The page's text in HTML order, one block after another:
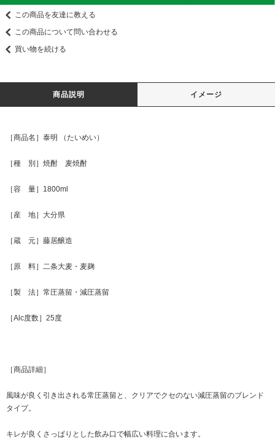
この商品を友達に教える
この商品について問い合わせる
買い物を続ける
商品説明 イメージ
［商品名］泰明 （たいめい）
［種 別］焼酎 麦焼酎
［容 量］1800ml
［産 地］大分県
［蔵 元］藤居醸造
［原 料］二条大麦・麦麹
［製 法］常圧蒸留・減圧蒸留
［Alc度数］25度
［商品詳細］
風味が良く引き出される常圧蒸留と、クリアでクセのない減圧蒸留のブレンド
タイプ。
キレが良くさっぱりとした飲み口で幅広い料理に合います。